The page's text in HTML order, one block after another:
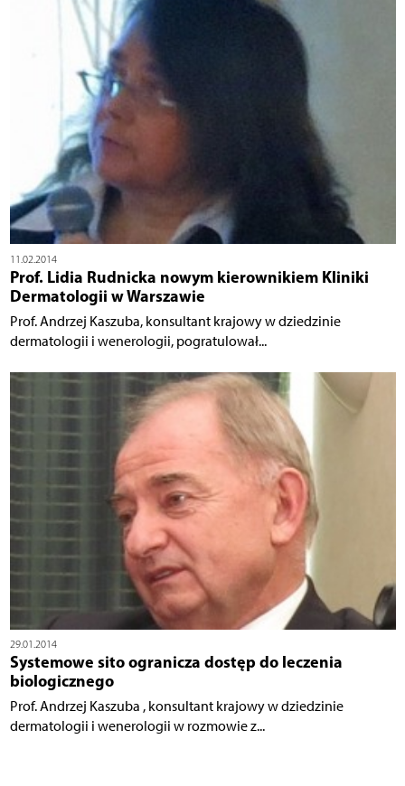
11.02.2014
Prof. Lidia Rudnicka nowym kierownikiem Kliniki
Dermatologii w Warszawie
Prof. Andrzej Kaszuba, konsultant krajowy w dziedzinie
dermatologii i wenerologii, pogratulował...
29.01.2014
Systemowe sito ogranicza dostęp do leczenia
biologicznego
Prof. Andrzej Kaszuba , konsultant krajowy w dziedzinie
dermatologii i wenerologii w rozmowie z...